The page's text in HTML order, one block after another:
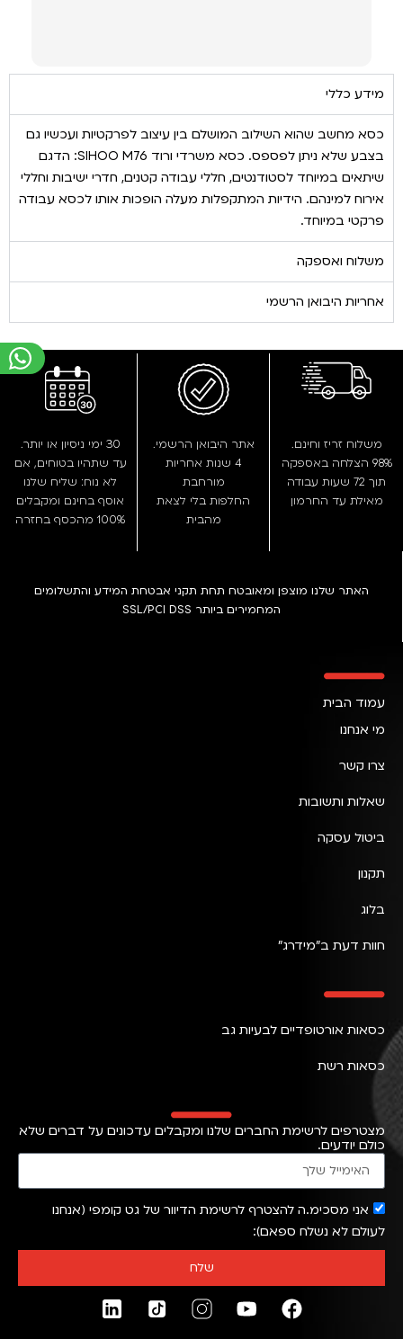
מידע כללי
כסא מחשב שהוא השילוב המושלם בין עיצוב לפרקטיות ועכשיו גם
בצבע שלא ניתן לפספס. כסא משרדי ורוד SIHOO M76: הדגם
שיתאים במיוחד לסטודנטים, חללי עבודה קטנים, חדרי ישיבות וחללי
אירוח למינהם. הידיות המתקפלות מעלה הופכות אותו לכסא עבודה
פרקטי במיוחד.
משלוח ואספקה
אחריות היבואן הרשמי
משלוח זריז וחינם.
98% הצלחה באספקה
תוך 72 שעות עבודה
מאילת עד החרמון
אתר היבואן הרשמי.
4 שנות אחריות
מורחבת
החלפות בלי לצאת
מהבית
30 ימי ניסיון או יותר.
עד שתהיו בטוחים, אם
לא נוח: שליח שלנו
אוסף בחינם ומקבלים
100% מהכסף בחזרה
האתר שלנו מוצפן ומאובטח תחת תקני אבטחת המידע והתשלומים
המחמירים ביותר SSL/PCI DSS
עמוד הבית
מי אנחנו
צרו קשר
שאלות ותשובות
ביטול עסקה
תקנון
בלוג
חוות דעת ב״מידרג״
כסאות אורטופדיים לבעיות גב
כסאות רשת
מצטרפים לרשימת החברים שלנו ומקבלים עדכונים על דברים שלא
כולם יודעים.
אני מסכימ.ה להצטרף לרשימת הדיוור של גט קומפי (אנחנו
לעולם לא נשלח ספאם)
שלח